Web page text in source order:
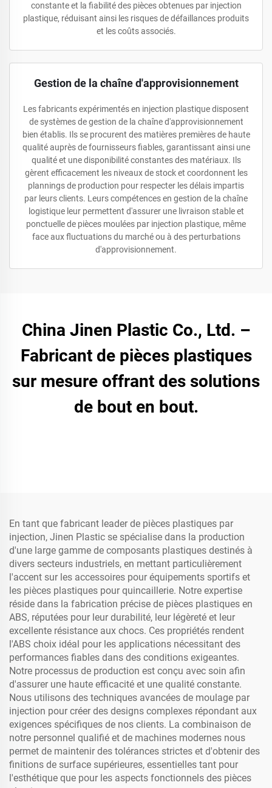
constante et la fiabilité des pièces obtenues par injection
plastique, réduisant ainsi les risques de défaillances produits
et les coûts associés.
Gestion de la chaîne d'approvisionnement
Les fabricants expérimentés en injection plastique disposent
de systèmes de gestion de la chaîne d'approvisionnement
bien établis. Ils se procurent des matières premières de haute
qualité auprès de fournisseurs fiables, garantissant ainsi une
qualité et une disponibilité constantes des matériaux. Ils
gèrent efficacement les niveaux de stock et coordonnent les
plannings de production pour respecter les délais impartis
par leurs clients. Leurs compétences en gestion de la chaîne
logistique leur permettent d'assurer une livraison stable et
ponctuelle de pièces moulées par injection plastique, même
face aux fluctuations du marché ou à des perturbations
d'approvisionnement.
China Jinen Plastic Co., Ltd. –
Fabricant de pièces plastiques
sur mesure offrant des solutions
de bout en bout.
En tant que fabricant leader de pièces plastiques par
injection, Jinen Plastic se spécialise dans la production
d'une large gamme de composants plastiques destinés à
divers secteurs industriels, en mettant particulièrement
l'accent sur les accessoires pour équipements sportifs et
les pièces plastiques pour quincaillerie. Notre expertise
réside dans la fabrication précise de pièces plastiques en
ABS, réputées pour leur durabilité, leur légèreté et leur
excellente résistance aux chocs. Ces propriétés rendent
l'ABS choix idéal pour les applications nécessitant des
performances fiables dans des conditions exigeantes.
Notre processus de production est conçu avec soin afin
d'assurer une haute efficacité et une qualité constante.
Nous utilisons des techniques avancées de moulage par
injection pour créer des designs complexes répondant aux
exigences spécifiques de nos clients. La combinaison de
notre personnel qualifié et de machines modernes nous
permet de maintenir des tolérances strictes et d'obtenir des
finitions de surface supérieures, essentielles tant pour
l'esthétique que pour les aspects fonctionnels des pièces